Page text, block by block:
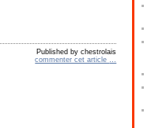
Published by chestrolais
commenter cet article